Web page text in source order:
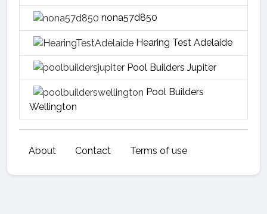
nona57d850
Hearing Test Adelaide
Pool Builders Jupiter
Pool Builders
Wellington
About Contact Terms of use